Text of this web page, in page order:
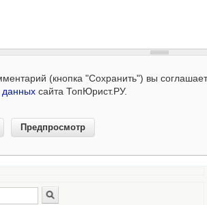
(кнопка "Сохранить") вы
данных сайта ТопЮрист.РУ.